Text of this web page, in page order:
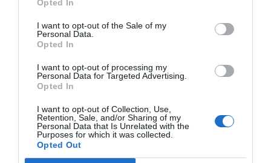
Opted In
I want to opt-out of the Sale of my
Personal Data.
Opted In
I want to opt-out of processing my
Personal Data for Targeted Advertising.
Opted In
I want to opt-out of Collection, Use,
Retention, Sale, and/or Sharing of my
Personal Data that Is Unrelated with the
Purposes for which it was collected.
Opted Out